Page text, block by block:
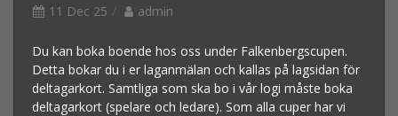
11 Dec 25 admin
Du kan boka boende hos oss under Falkenbergscupen.
Detta bokar du i er laganmälan och kallas på lagsidan för
deltagarkort. Samtliga som ska bo i vår logi måste boka
deltagarkort (spelare och ledare). Som alla cuper har vi